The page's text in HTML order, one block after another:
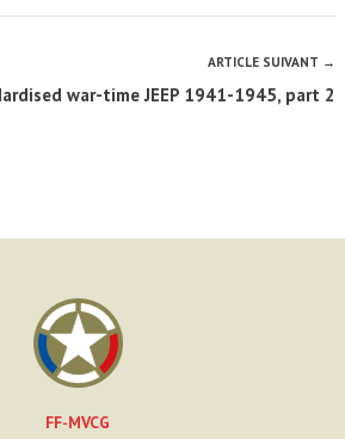
ARTICLE SUIVANT →
war-time JEEP 1941-1945, part 2
FF-MVCG